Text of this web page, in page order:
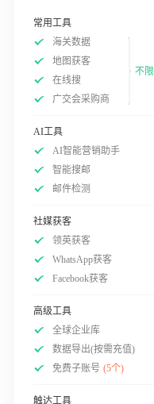
常用工具
海关数据
地图获客
在线搜
广交会采购商
不限
AI工具
AI智能营销助手
智能搜邮
邮件检测
社媒获客
领英获客
WhatsApp获客
Facebook获客
高级工具
全球企业库
数据导出(按需充值)
免费子账号 (5个)
触达工具